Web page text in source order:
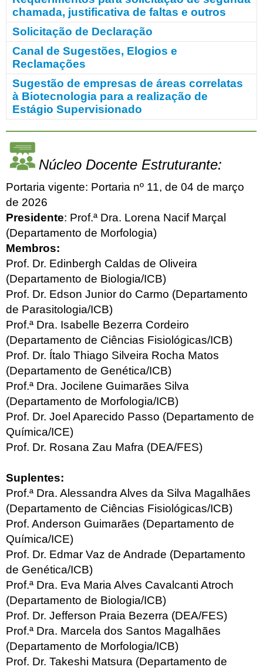
chamada, justificativa de faltas e outros
Solicitação de Declaração
Canal de Sugestões, Elogios e
Reclamações
Sugestão de empresas de áreas correlatas
à Biotecnologia para a realização de
Estágio Supervisionado
Núcleo Docente Estruturante:
Portaria vigente: Portaria nº 11, de 04 de março
de 2026
Presidente: Prof.ª Dra. Lorena Nacif Marçal
(Departamento de Morfologia)
Membros:
Prof. Dr. Edinbergh Caldas de Oliveira
(Departamento de Biologia/ICB)
Prof. Dr. Edson Junior do Carmo (Departamento
de Parasitologia/ICB)
Prof.ª Dra. Isabelle Bezerra Cordeiro
(Departamento de Ciências Fisiológicas/ICB)
Prof. Dr. Ítalo Thiago Silveira Rocha Matos
(Departamento de Genética/ICB)
Prof.ª Dra. Jocilene Guimarães Silva
(Departamento de Morfologia/ICB)
Prof. Dr. Joel Aparecido Passo (Departamento de
Química/ICE)
Prof. Dr. Rosana Zau Mafra (DEA/FES)
Suplentes:
Prof.ª Dra. Alessandra Alves da Silva Magalhães
(Departamento de Ciências Fisiológicas/ICB)
Prof. Anderson Guimarães (Departamento de
Química/ICE)
Prof. Dr. Edmar Vaz de Andrade (Departamento
de Genética/ICB)
Prof.ª Dra. Eva Maria Alves Cavalcanti Atroch
(Departamento de Biologia/ICB)
Prof. Dr. Jefferson Praia Bezerra (DEA/FES)
Prof.ª Dra. Marcela dos Santos Magalhães
(Departamento de Morfologia/ICB)
Prof. Dr. Takeshi Matsura (Departamento de